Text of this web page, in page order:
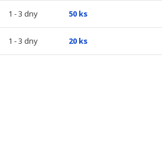
1 - 3 dny 50 ks
1 - 3 dny 20 ks